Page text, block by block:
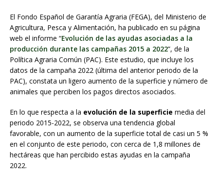
El Fondo Español de Garantía Agraria (FEGA), del Ministerio de
Agricultura, Pesca y Alimentación, ha publicado en su página
web el informe “Evolución de las ayudas asociadas a la
producción durante las campañas 2015 a 2022”, de la
Política Agraria Común (PAC). Este estudio, que incluye los
datos de la campaña 2022 (última del anterior periodo de la
PAC), constata un ligero aumento de la superficie y número de
animales que perciben los pagos directos asociados.
En lo que respecta a la evolución de la superficie media del
periodo 2015-2022, se observa una tendencia global
favorable, con un aumento de la superficie total de casi un 5 %
en el conjunto de este periodo, con cerca de 1,8 millones de
hectáreas que han percibido estas ayudas en la campaña
2022.